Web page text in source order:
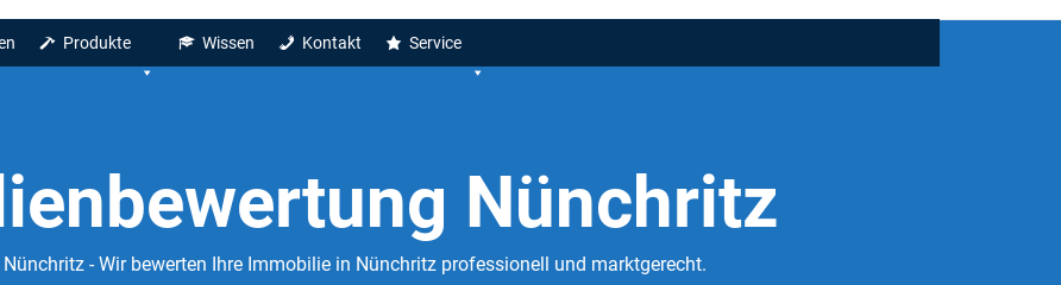
Produkte Wissen Kontakt Service
Nünchritz
- Wir bewerten Ihre Immobilie in Nünchritz professionell und marktgerecht.